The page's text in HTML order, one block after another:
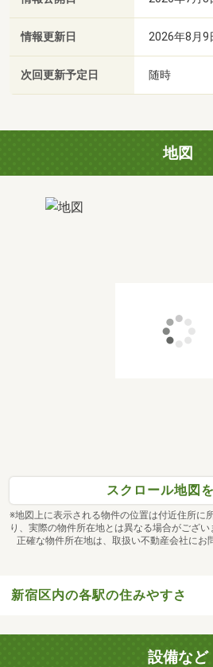
情報更新日 2026年8月9
次回更新予定日 随時
地図
スクロール地図
※地図上に表示される物件の位置は付近住所に
り、実際の物件所在地とは異なる場合がござい
正確な物件所在地は、取扱い不動産会社にお
新宿区内の各駅の住みやすさ
設備など